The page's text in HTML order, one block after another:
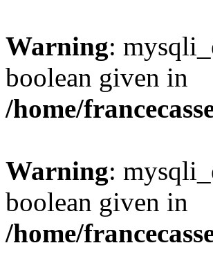
Warning:
boolean given in
/home/
Warning:
boolean given in
/home/